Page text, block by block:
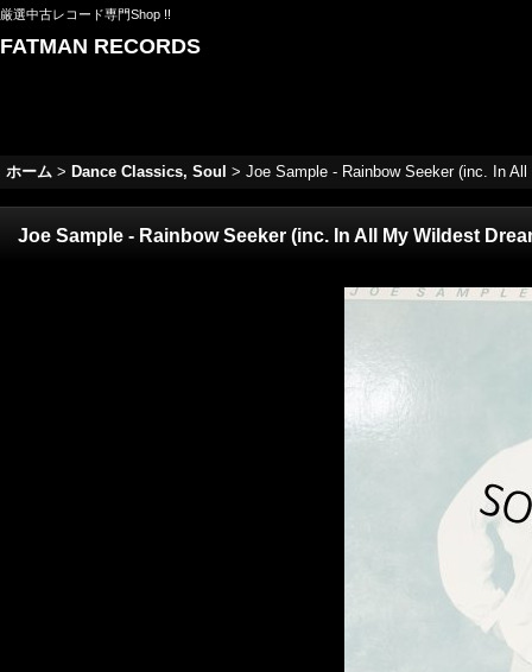
厳選中古レコード専門Shop !!
FATMAN RECORDS
ホーム > Dance Classics, Soul > Joe Sample - Rainbow Seeker (inc. In
Joe Sample - Rainbow Seeker (inc. In All My Wildest